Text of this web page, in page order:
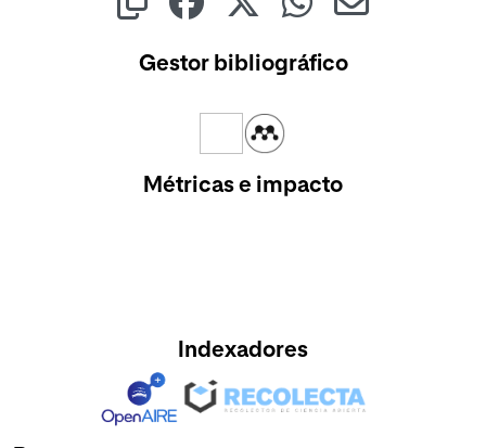
Gestor bibliográfico
Métricas e impacto
Indexadores